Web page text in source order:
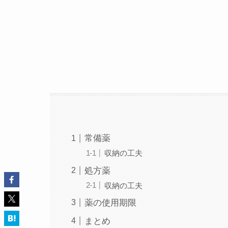
常備薬
収納の工夫
処方薬
収納の工夫
薬の使用期限
まとめ